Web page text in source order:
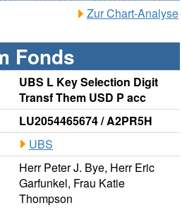
Zur Chart-Analyse
Fonds
UBS L Key Selection Digit
Transf Them USD P acc
LU2054465674 / A2PR5H
UBS
Herr Peter J. Bye, Herr Eric
Garfunkel, Frau Katie
Thompson